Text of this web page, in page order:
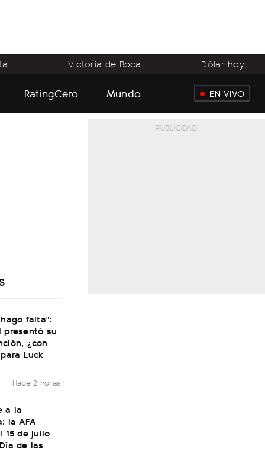
Victoria de Boca Dólar hoy
RatingCero Mundo EN VIVO
falta":
presentó su
¿con
Luck
Hace 2 horas
a la
la AFA
15 de julio
de las